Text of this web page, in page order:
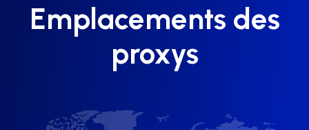
Emplacements des
proxys